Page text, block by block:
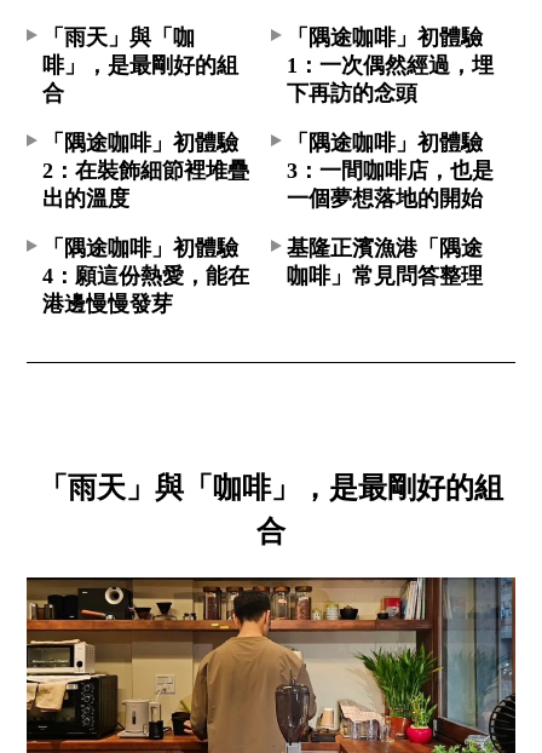
「雨天」與「咖
啡」，是最剛好的組
合
「隅途咖啡」初體驗
1：一次偶然經過，埋
下再訪的念頭
「隅途咖啡」初體驗
2：在裝飾細節裡堆疊
出的溫度
「隅途咖啡」初體驗
3：一間咖啡店，也是
一個夢想落地的開始
「隅途咖啡」初體驗
4：願這份熱愛，能在
港邊慢慢發芽
基隆正濱漁港「隅途
咖啡」常見問答整理
「雨天」與「咖啡」，是最剛好的組
合